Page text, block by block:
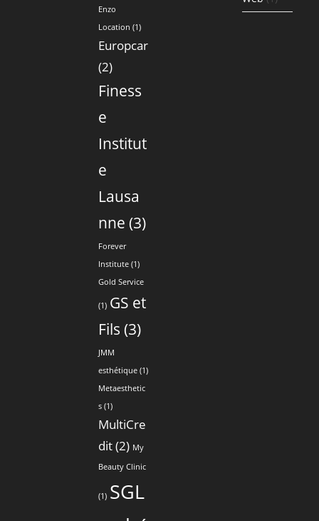
Enzo
Location (1)
Europcar
(2)
Finess
e
Institut
e
Lausa
nne (3)
Forever
Institute (1)
Gold Service
(1) GS et
Fils (3)
JMM
esthétique (1)
Metaesthetic
s (1)
MultiCre
dit(2) My
Beauty Clinic
(1) SGL